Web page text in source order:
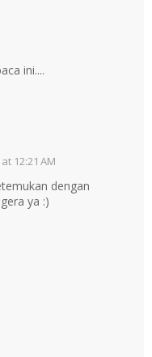
ini....
12:21 AM
dengan
ya :)